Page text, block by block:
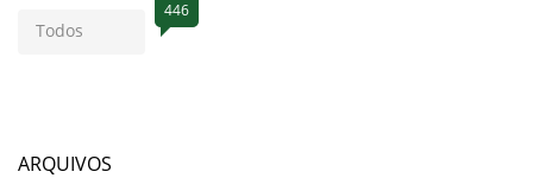
Todos
446
ARQUIVOS